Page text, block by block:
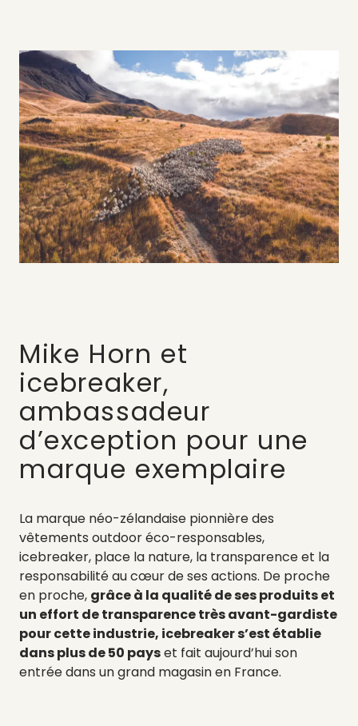
Mike Horn et
icebreaker,
ambassadeur
d’exception pour une
marque exemplaire
La marque néo-zélandaise pionnière des
vêtements outdoor éco-responsables,
icebreaker, place la nature, la transparence et la
responsabilité au cœur de ses actions. De proche
en proche, grâce à la qualité de ses produits et
un effort de transparence très avant-gardiste
pour cette industrie, icebreaker s’est établie
dans plus de 50 payset fait aujourd’hui son
entrée dans un grand magasin en France.